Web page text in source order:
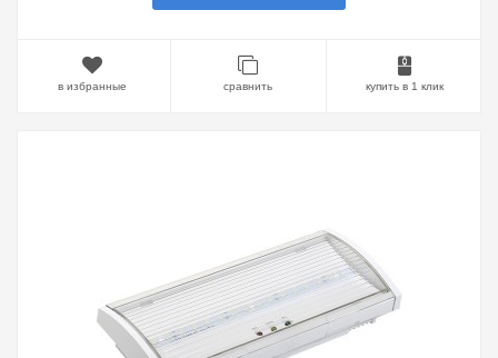
в избранные сравнить купить в 1 клик